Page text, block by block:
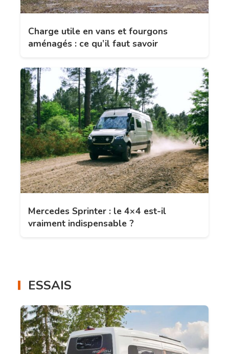
Charge utile en vans et fourgons
aménagés : ce qu’il faut savoir
Mercedes Sprinter : le 4×4 est-il
vraiment indispensable ?
ESSAIS